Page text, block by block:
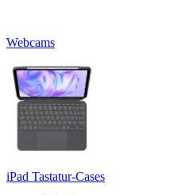
Webcams
iPad Tastatur-Cases